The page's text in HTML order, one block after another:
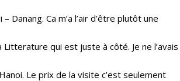
Danang. Ca m’a l’air d’être plutôt une
qui est juste à côté. Je ne l’avais
Le prix de la visite c’est seulement